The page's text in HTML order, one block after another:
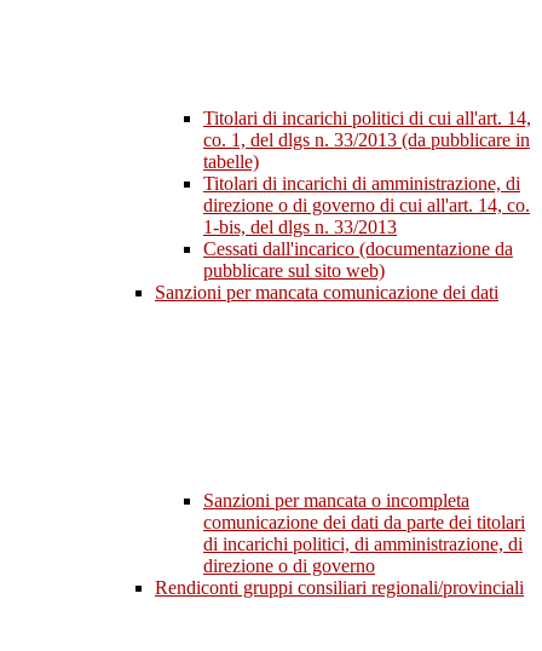
Titolari di incarichi politici di cui all'art. 14,
co. 1, del dlgs n. 33/2013 (da pubblicare in
tabelle)
Titolari di incarichi di amministrazione, di
direzione o di governo di cui all'art. 14, co.
1-bis, del dlgs n. 33/2013
Cessati dall'incarico (documentazione da
pubblicare sul sito web)
Sanzioni per mancata comunicazione dei dati
Sanzioni per mancata o incompleta
comunicazione dei dati da parte dei titolari
di incarichi politici, di amministrazione, di
direzione o di governo
Rendiconti gruppi consiliari regionali/provinciali